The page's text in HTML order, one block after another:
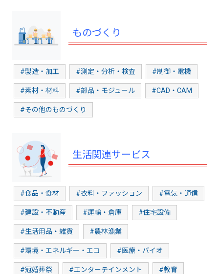
ものづくり
#製造・加工 #測定・分析・検査 #制御・電機
#素材・材料 #部品・モジュール #CAD・CAM
#その他のものづくり
生活関連サービス
#食品・食材 #衣料・ファッション #電気・通信
#建設・不動産 #運輸・倉庫 #住宅設備
#生活用品・雑貨 #農林漁業
#環境・エネルギー・エコ #医療・バイオ
#冠婚葬祭 #エンターテインメント #教育